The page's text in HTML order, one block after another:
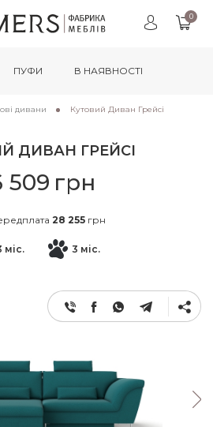
0
ПУФИ В НАЯВНОСТІ
дивани Кутовий Диван Грейсі
ДИВАН ГРЕЙСІ
509 грн
28 255грн
міс. 3 міс.